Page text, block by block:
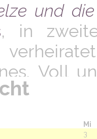
und
, in
Voll
und
im
Ehe mit
Mi
3